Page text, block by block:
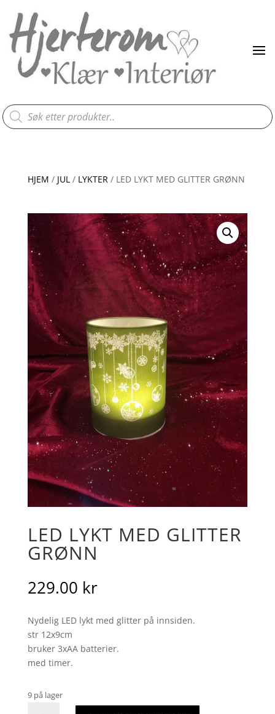
Products
search
HJEM / JUL/ LYKTER/ LED LYKT MED GLITTER GRØNN
LED LYKT MED GLITTER
GRØNN
229.00 kr
Nydelig LED lykt med glitter på innsiden.
str 12x9cm
bruker 3xAA batterier.
med timer.
9 på lager